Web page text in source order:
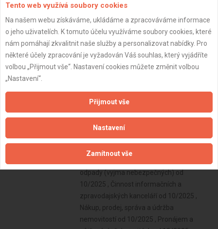
Tento web využívá soubory cookies
Na našem webu získáváme, ukládáme a zpracováváme informace
o jeho uživatelích. K tomuto účelu využíváme soubory cookies, které
nám pomáhají zkvalitnit naše služby a personalizovat nabídky. Pro
některé účely zpracování je vyžadován Váš souhlas, který vyjádříte
volbou „Přijmout vše“. Nastavení cookies můžete změnit volbou
„Nastavení“.
Přijmout vše
Nastavení
Zamítnout vše